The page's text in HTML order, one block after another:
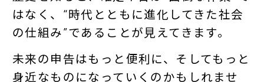
はなく、“時代とともに進化してきた社会
の仕組み”であることが見えてきます。
未来の申告はもっと便利に、そしてもっと
身近なものになっていくのかもしれませ